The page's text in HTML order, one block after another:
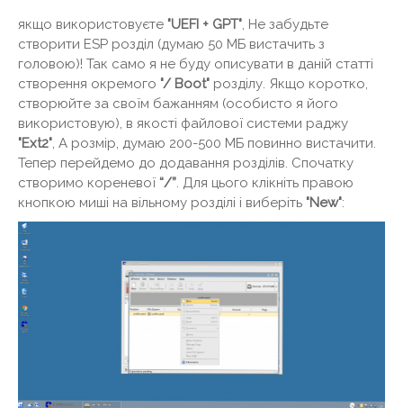
якщо використовуєте "UEFI + GPT", Не забудьте
створити ESP розділ (думаю 50 МБ вистачить з
головою)! Так само я не буду описувати в даній статті
створення окремого "/ Boot" розділу. Якщо коротко,
створюйте за своїм бажанням (особисто я його
використовую), в якості файлової системи раджу
"Ext2", А розмір, думаю 200-500 МБ повинно вистачити.
Тепер перейдемо до додавання розділів. Спочатку
створимо кореневої “/”. Для цього клікніть правою
кнопкою миші на вільному розділі і виберіть "New":